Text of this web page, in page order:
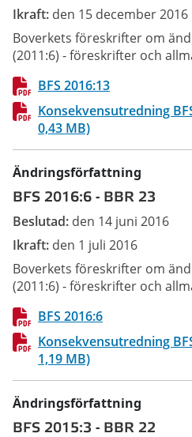
Ikraft: den 15 december 2016
Boverkets föreskrifter om
(2011:6) - föreskrifter och
BFS 2016:13
Konsekvensutredning
0,43 MB)
Ändringsförfattning
BFS 2016:6 - BBR 23
Beslutad: den 14 juni 2016
Ikraft: den 1 juli 2016
Boverkets föreskrifter om
(2011:6) - föreskrifter och
BFS 2016:6
Konsekvensutredning
1,19 MB)
Ändringsförfattning
BFS 2015:3 - BBR 22